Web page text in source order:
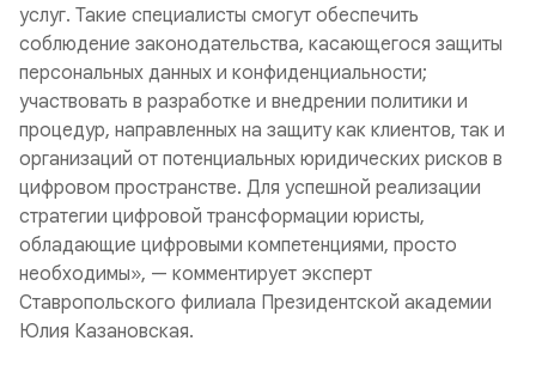
услуг. Такие специалисты смогут обеспечить
соблюдение законодательства, касающегося защиты
персональных данных и конфиденциальности;
участвовать в разработке и внедрении политики и
процедур, направленных на защиту как клиентов, так и
организаций от потенциальных юридических рисков в
цифровом пространстве. Для успешной реализации
стратегии цифровой трансформации юристы,
обладающие цифровыми компетенциями, просто
необходимы», — комментирует эксперт
Ставропольского филиала Президентской академии
Юлия Казановская.